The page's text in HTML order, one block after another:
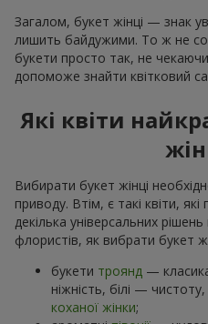
Загалом, букет жінці — знак
лишить байдужими. То ж не
букети просто так, не
допоможе знайти квітковий
Які квіти
Вибирати букет жінці
приводу. Втім, є такі квіти,
декілька універсальних
флористів, як вибрати букет
букети троянд —
ніжність, білі —
коханої жінки;